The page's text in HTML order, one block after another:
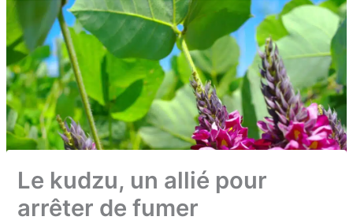
Le kudzu, un allié pour
arrêter de fumer